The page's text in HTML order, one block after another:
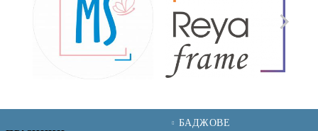
БАДЖОВЕ